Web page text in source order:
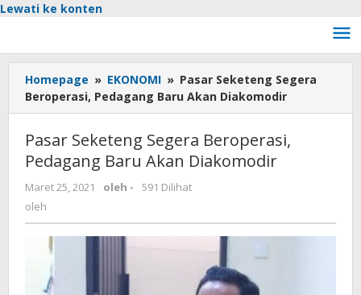
Lewati ke konten
Homepage » EKONOMI » Pasar Seketeng Segera
Beroperasi, Pedagang Baru Akan Diakomodir
Pasar Seketeng Segera Beroperasi,
Pedagang Baru Akan Diakomodir
Maret 25, 2021 oleh -
591 Dilihat
oleh